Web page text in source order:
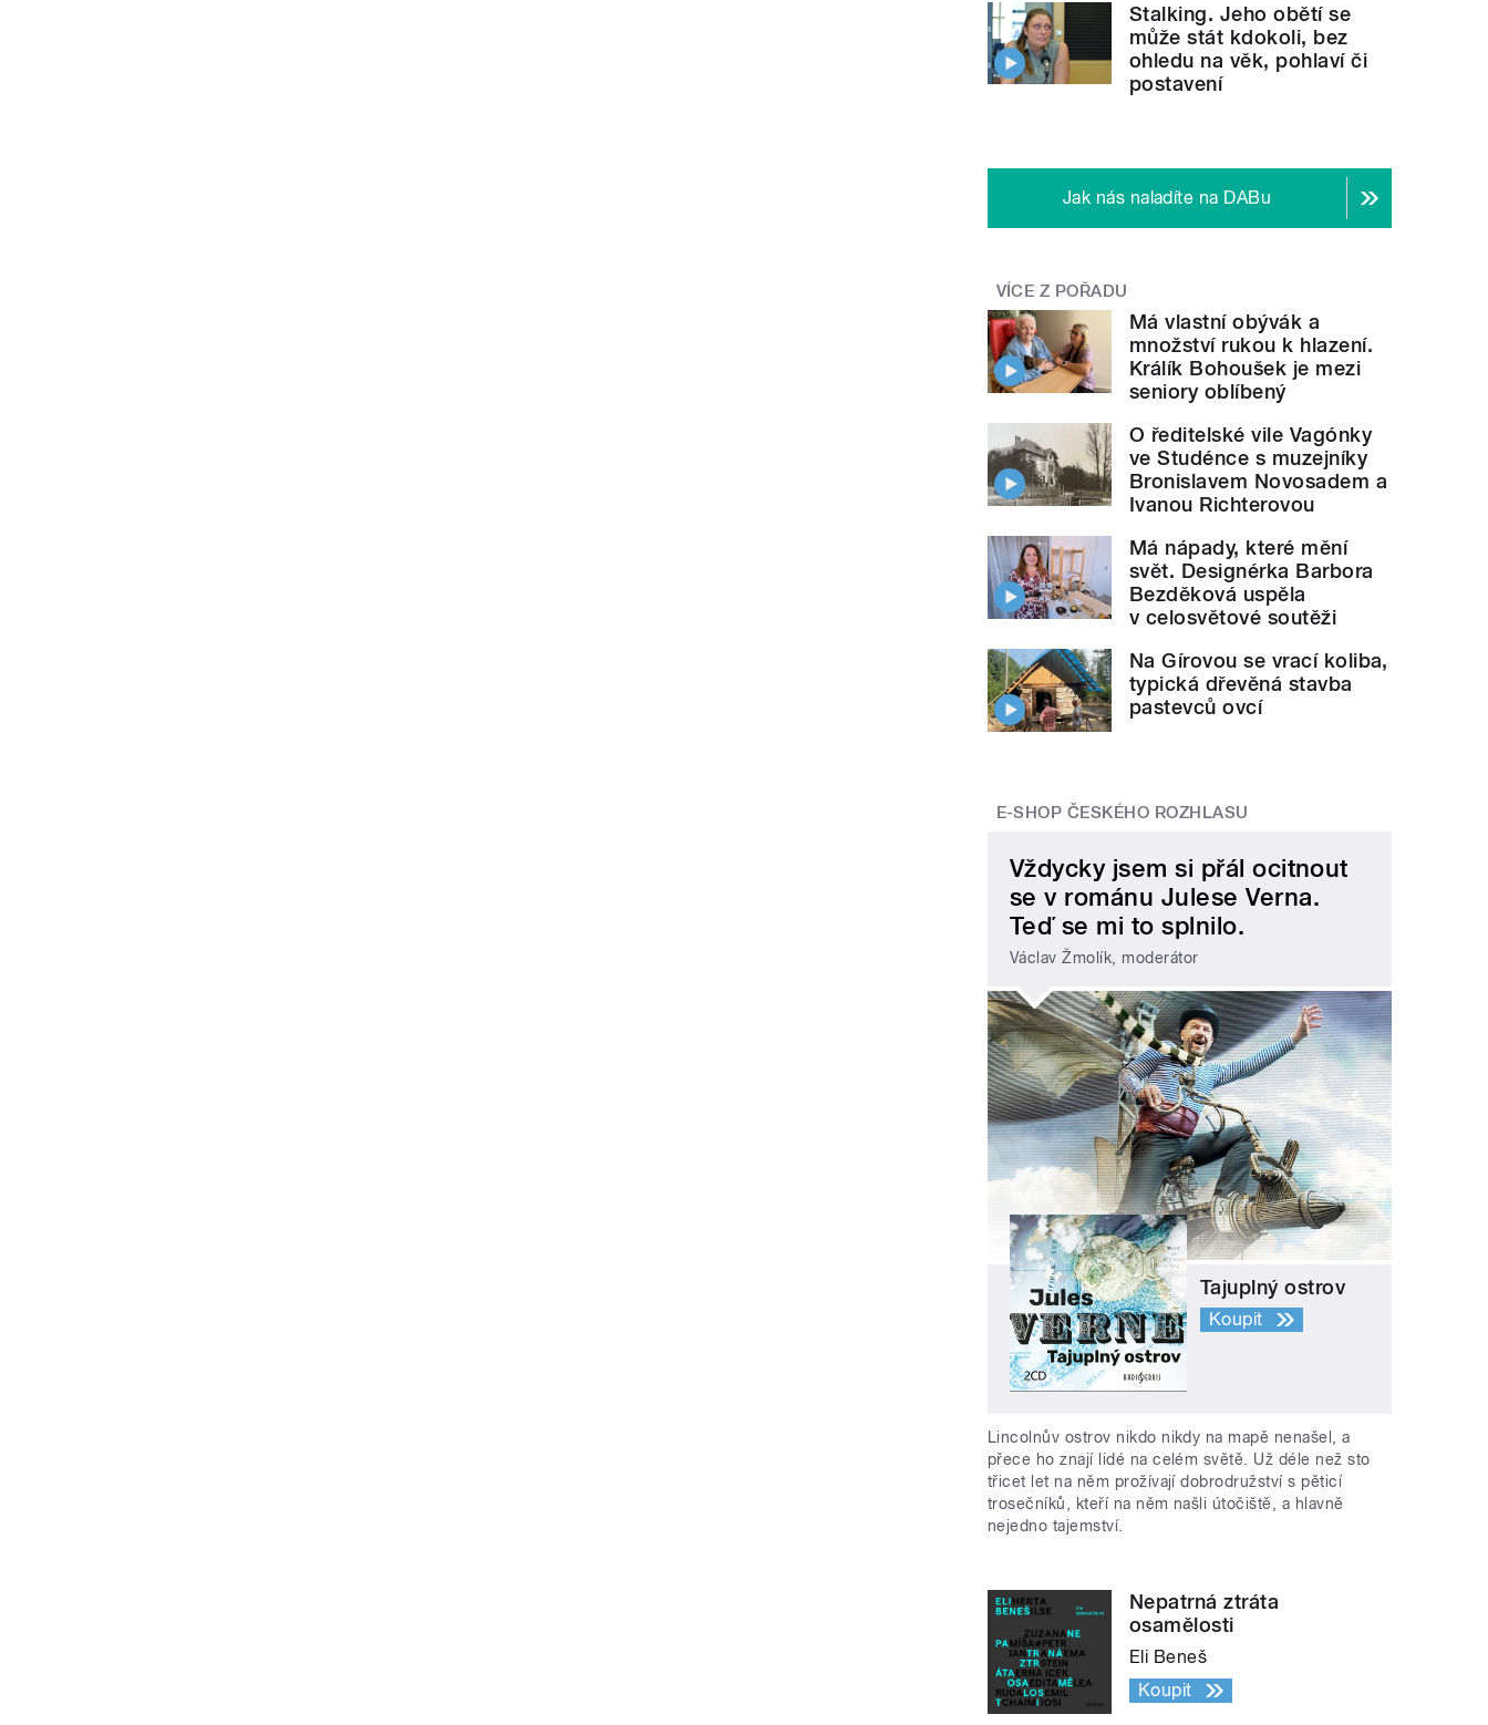
Stalking. Jeho obětí se
může stát kdokoli, bez
ohledu na věk, pohlaví či
postavení
Jak nás naladíte na DABu
VÍCE Z POŘADU
Má vlastní obývák a
množství rukou k hlazení.
Králík Bohoušek je mezi
seniory oblíbený
O ředitelské vile Vagónky
ve Studénce s muzejníky
Bronislavem Novosadem a
Ivanou Richterovou
Má nápady, které mění
svět. Designérka Barbora
Bezděková uspěla
v celosvětové soutěži
Na Gírovou se vrací koliba,
typická dřevěná stavba
pastevců ovcí
E-SHOP ČESKÉHO ROZHLASU
Vždycky jsem si přál ocitnout
se v románu Julese Verna.
Teď se mi to splnilo.
Václav Žmolík, moderátor
Tajuplný ostrov
Koupit
Lincolnův ostrov nikdo nikdy na mapě nenašel, a
přece ho znají lidé na celém světě. Už déle než sto
třicet let na něm prožívají dobrodružství s pěticí
trosečníků, kteří na něm našli útočiště, a hlavně
nejedno tajemství.
Nepatrná ztráta
osamělosti
Eli Beneš
Koupit